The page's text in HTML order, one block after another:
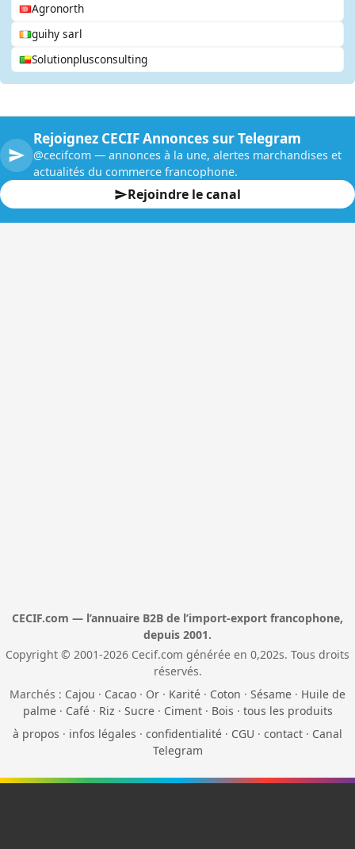
Agronorth
guihy sarl
Solutionplusconsulting
Rejoignez CECIF Annonces sur Telegram
@cecifcom — annonces à la une, alertes marchandises et
actualités du commerce francophone.
Rejoindre le canal
CECIF.com — l’annuaire B2B de l’import-export francophone,
depuis 2001.
Copyright © 2001-2026 Cecif.com générée en 0,202s. Tous droits
réservés.
Marchés : Cajou · Cacao · Or · Karité · Coton · Sésame · Huile de
palme· Café· Riz · Sucre· Ciment· Bois · tous les produits
à propos · infos légales · confidentialité · CGU · contact · Canal
Telegram